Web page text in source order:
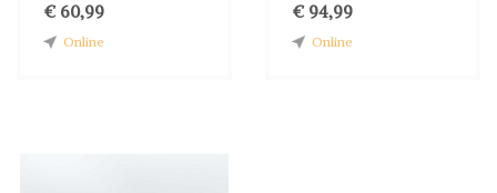
€ 60,99
Online
€ 94,99
Online